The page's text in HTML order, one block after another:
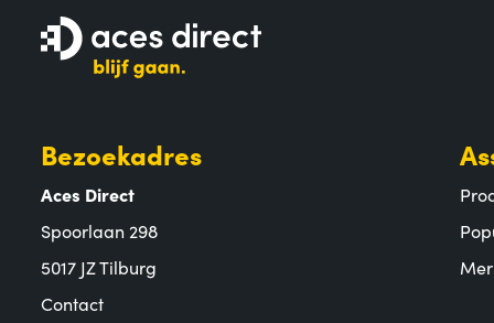
Bezoekadres
Aces Direct
Spoorlaan 298
5017 JZ Tilburg
Contact